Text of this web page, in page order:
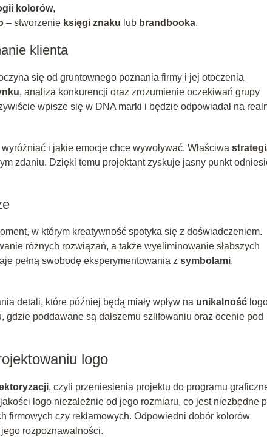
kolorów,
– stworzenie księgi znaku lub brandbooka.
klienta
się od gruntownego poznania firmy i jej otoczenia
, analiza konkurencji oraz zrozumienie oczekiwań grupy
wpisze się w DNA marki i będzie odpowiadał na
i jakie emocje chce wywoływać. Właściwa
zdaniu. Dzięki temu projektant zyskuje jasny punkt
w którym kreatywność spotyka się z doświadczeniem.
różnych rozwiązań, a także wyeliminowanie słabszych
pełną swobodę eksperymentowania z symbolami,
detali, które później będą miały wpływ na unikalność
gdzie poddawane są dalszemu szlifowaniu oraz ocenie pod
logo
, czyli przeniesienia projektu do programu
logo niezależnie od jego rozmiaru, co jest niezbędne
firmowych czy reklamowych. Odpowiedni dobór kolorów
rozpoznawalności.